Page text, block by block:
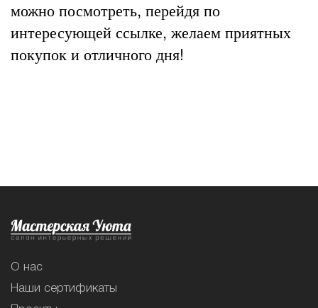
можно посмотреть, перейдя по
интересующей ссылке, желаем приятных
покупок и отличного дня!
О нас
Наши сертификаты